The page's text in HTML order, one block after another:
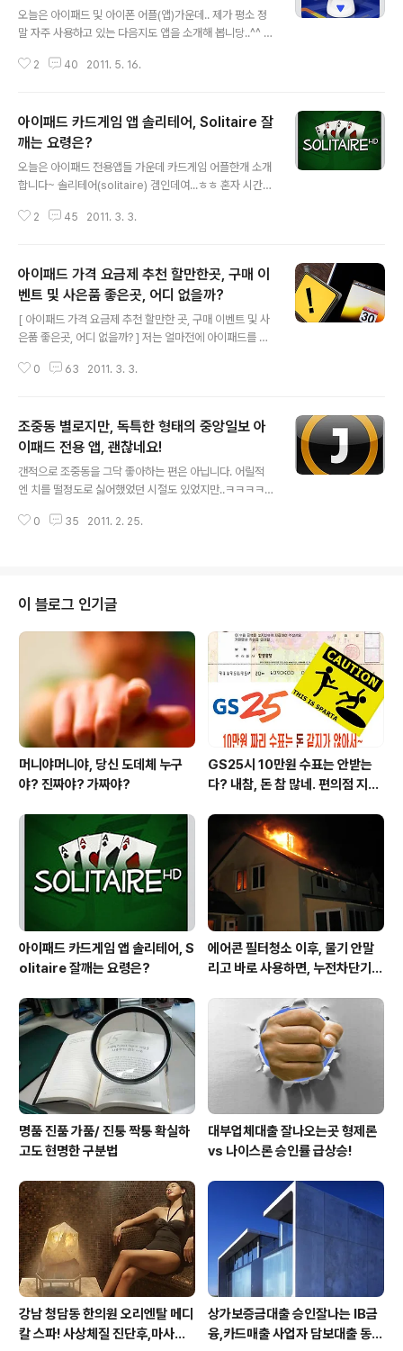
된닷!
오늘은 아이패드 및 아이폰 어플(앱)가운데.. 제가 평소 정
말 자주 사용하고 있는 다음지도 앱을 소개해 봅니당..^^ 당
도"로 검색하면.. 다운로드 받는데 문제 없을겁니다~ 다음
기능을 이 블로그를 통해 몽조리 다 전해드릴순 없구여...
제 경험상 가장 많이 사용하는 한가지 패턴에 대해서만.. 작
업순서대로 함 보여드리겠습니다~! 보통 손님을 만날때
"어... 강남역 커피빈에서 보자구~" 라는 케이스가 좀 흔한
편인데... 이럴때.."아..거기 커피빈 어디 붙어있는 건
데???"라고 되물어 본다면.... 건 스마튼폰 족이 아닌거를...
2 40 2011. 5. 16.
아이패드 카드게임 앱 솔리테어, Solitaire 잘
깨는 요령은?
오늘은 아이패드 전용앱들 가운데 카드게임 어플한개 소개
합니다~ 솔리테어(solitaire) 겜인데여...ㅎㅎ 혼자 시간보
정에서, 아이패드 전용앱으로 검색할때, "yoyo solitair
있구여) 갠적으로.. 매킨토시 프로그래밍 공부한창 하던 시
절.. 당시 윈도우 3.0 첨 나왔을때 미니겜에 포함되어 있었
던...마인스위퍼, 솔리테어를.. 맥(mac)용 버젼으로 직접
개발하고 배포한 기억이 나는데... 헐... 정말 오래전일이
라... 소스코드 어딧다 뒀는지 기억도 안나네요..ㅠㅠ 무하
튼.. 솔리테어는..걍 편하게 즐기시..
2 45 2011. 3. 3.
아이패드 가격 요금제 추천 할만한곳, 구매 이
벤트 및 사은품 좋은곳, 어디 없을까?
[ 아이패드 가격 요금제 추천 할만한 곳, 구매 이벤트 및 사
은품 좋은곳, 어디 없을까? ] 저는 얼마전에 아이패드를 구
한 아이패드를 또 구매할 필요가 있을까? 를 몇번씩.. 고민
아이폰 만큼의 변혁은 없었지만, 분명 한단계 포워딩! 진전
케 해준.. 훌륭한 IT 디바이스 였구나~나름 결론이 나더군
요~ (아래 글 참조) 40,50대 분들 아이폰 있으면서, 아이
패드 또 구매할 필요가 있을까?: http://moneyamoney
이 이미 구매했거나 사용해본 리뷰 및 후기..
0 63 2011. 3. 3.
조중동 별로지만, 독특한 형태의 중앙일보 아
이패드 전용 앱, 괜찮네요!
갠적으로 조중동을 그닥 좋아하는 편은 아닙니다. 어릴적
엔 치를 떨정도로 싫어했었던 시절도 있었지만..ㅋㅋㅋㅋ
뭔.. 시행관련 돌아가는 형국과....시행사, 시공사 등등..현황
써 구독하고 싶진 않습니다..ㅋㅋ 무하간.. 얼마전 아이패드
를 구매했었는데.. 중앙일보 아이패드 전용 앱의 경우..
헐........... 여타 신문사들이 타성에 젖어 그나물에 그밥 형
국에서 허부적 거릴때.. 나름 새로운 인터페이스를 도입하
여.. 깔끔하게 치고 나와 주면서.. 정치기사..
0 35 2011. 2. 25.
이 블로그 인기글
머니야머니야, 당신 도데체 누구
야? 진짜야? 가짜야?
GS25시 10만원 수표는 안받는
다? 내참, 돈 참 많네. 편의점 지에
지구만~
아이패드 카드게임 앱 솔리테어, S
olitaire 잘깨는 요령은?
에어콘 필터청소 이후, 물기 안말
리고 바로 사용하면, 누전차단기
명품 진품 가품/ 진퉁 짝퉁 확실하
고도 현명한 구분법
대부업체대출 잘나오는곳 형제론
vs 나이스론 승인률 급상승!
강남 청담동 한의원 오리엔탈 메디
칼 스파! 사상체질 진단후,마사지,
상가보증금대출 승인잘나는 IB금
융,카드매출 사업자 담보대출 동